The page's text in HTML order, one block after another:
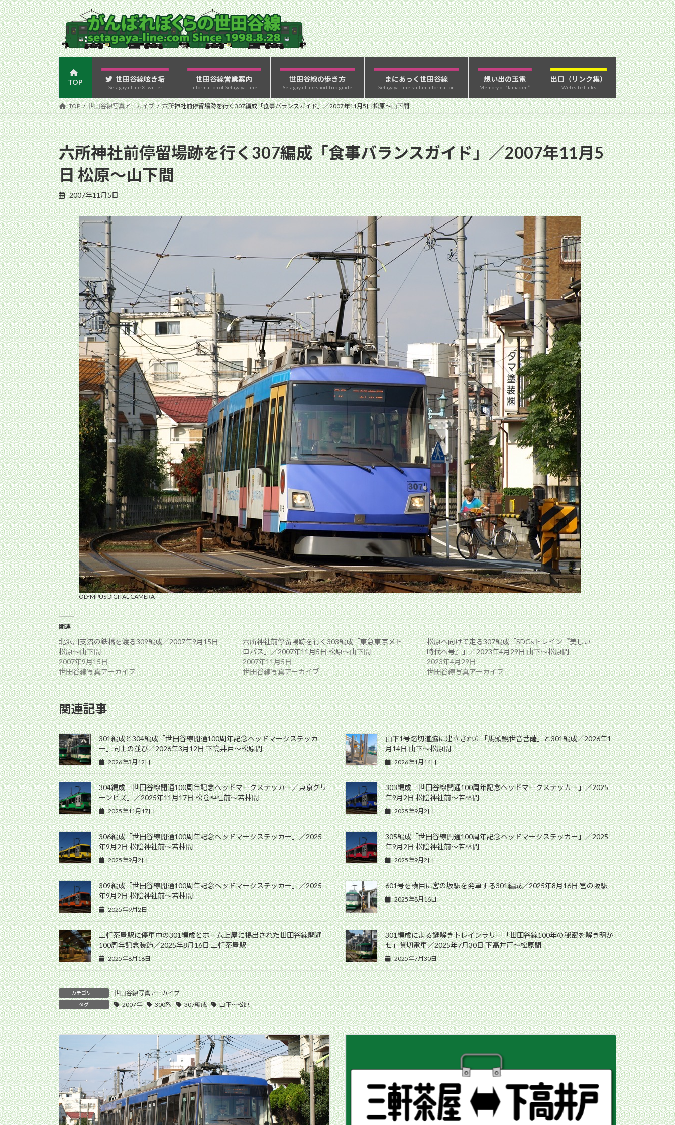
コ
ン
テ
ン
ツ
へ
ス
キ
ッ
プ
ナ
ビ
ゲ
ー
シ
ョ
ン
に
移
動
TOP 世田谷線呟き垢
Setagaya-Line X-Twitter
世田谷線営業案内
Information of Setagaya-Line
世田谷線の歩き方
Setagaya-Line short trip guide
まにあっく世田谷線
Setagaya-Line railfan information
想い出の玉電
Memory of “Tamaden”
出口（リンク集）
Web site Links
TOP 世田谷線写真アーカイブ 六所神社前停留場跡を行く307編成「食事バランスガイド」／2007年11月5日 松原〜山下間
六所神社前停留場跡を行く307編成「食事バランスガイド」／2007年11月5
日 松原〜山下間
2007年11月5日
OLYMPUS DIGITAL CAMERA
関連
北沢川支流の鉄橋を渡る309編成／2007年9月15日
松原〜山下間
2007年9月15日
世田谷線写真アーカイブ
六所神社前停留場跡を行く303編成「東急東京メト
ロパス」／2007年11月5日 松原〜山下間
2007年11月5日
世田谷線写真アーカイブ
松原へ向けて走る307編成「SDGsトレイン『美しい
時代へ号』」／2023年4月29日 山下〜松原間
2023年4月29日
世田谷線写真アーカイブ
関連記事
301編成と304編成「世田谷線開通100周年記念ヘッドマークステッカ
ー」同士の並び／2026年3月12日 下高井戸〜松原間
2026年3月12日
山下1号踏切道脇に建立された「馬頭観世音菩薩」と301編成／2026年1
月14日 山下〜松原間
2026年1月14日
304編成「世田谷線開通100周年記念ヘッドマークステッカー／東京グリ
ーンビズ」／2025年11月17日 松陰神社前〜若林間
2025年11月17日
303編成「世田谷線開通100周年記念ヘッドマークステッカー」／2025
年9月2日 松陰神社前〜若林間
2025年9月2日
306編成「世田谷線開通100周年記念ヘッドマークステッカー」／2025
年9月2日 松陰神社前〜若林間
2025年9月2日
305編成「世田谷線開通100周年記念ヘッドマークステッカー」／2025
年9月2日 松陰神社前〜若林間
2025年9月2日
309編成「世田谷線開通100周年記念ヘッドマークステッカー」／2025
年9月2日 松陰神社前〜若林間
2025年9月2日
601号を横目に宮の坂駅を発車する301編成／2025年8月16日 宮の坂駅
2025年8月16日
三軒茶屋駅に停車中の301編成とホーム上屋に掲出された世田谷線開通
100周年記念装飾／2025年8月16日 三軒茶屋駅
2025年8月16日
301編成による謎解きトレインラリー「世田谷線100年の秘密を解き明か
せ」貸切電車／2025年7月30日 下高井戸〜松原間
2025年7月30日
カテゴリー 世田谷線写真アーカイブ
タグ 2007年 300系 307編成 山下〜松原